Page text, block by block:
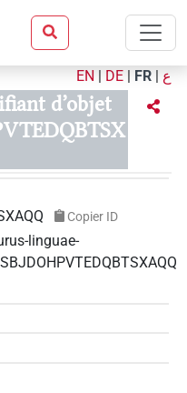
EN | DE | FR | ع
d’objet
Copier ID
linguae-